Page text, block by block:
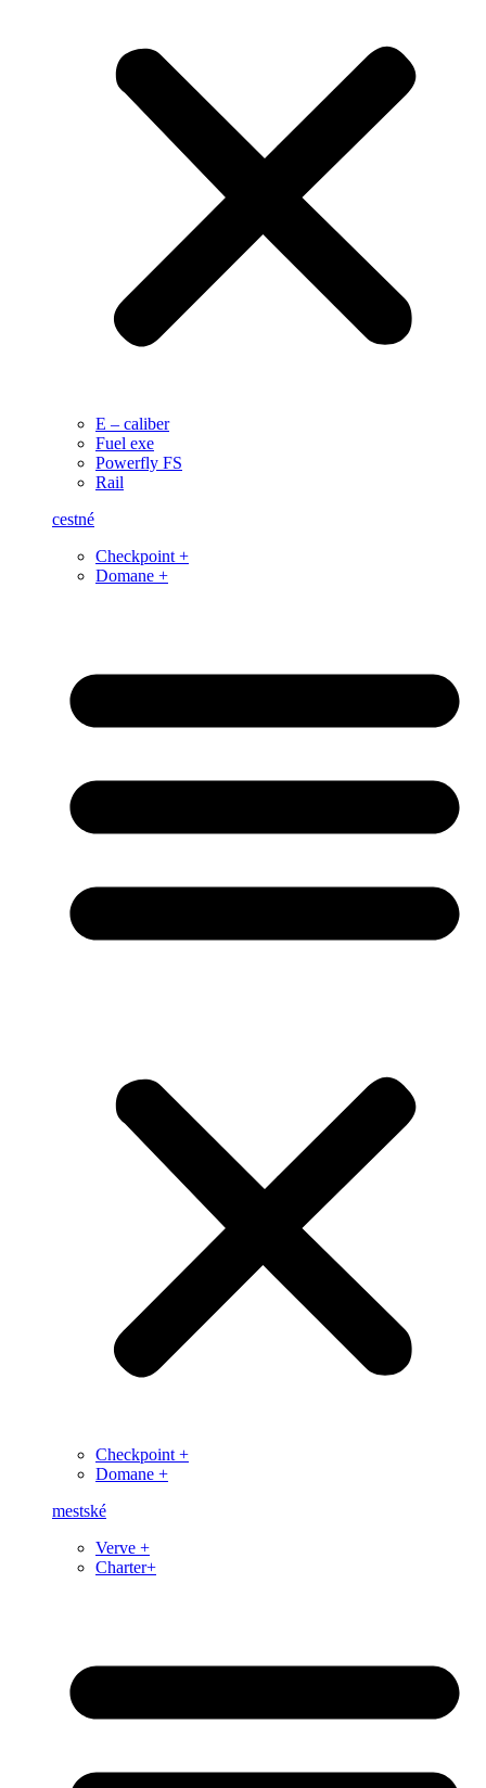
E – caliber
Fuel exe
Powerfly FS
Rail
cestné
Checkpoint +
Domane +
Checkpoint +
Domane +
mestské
Verve +
Charter+